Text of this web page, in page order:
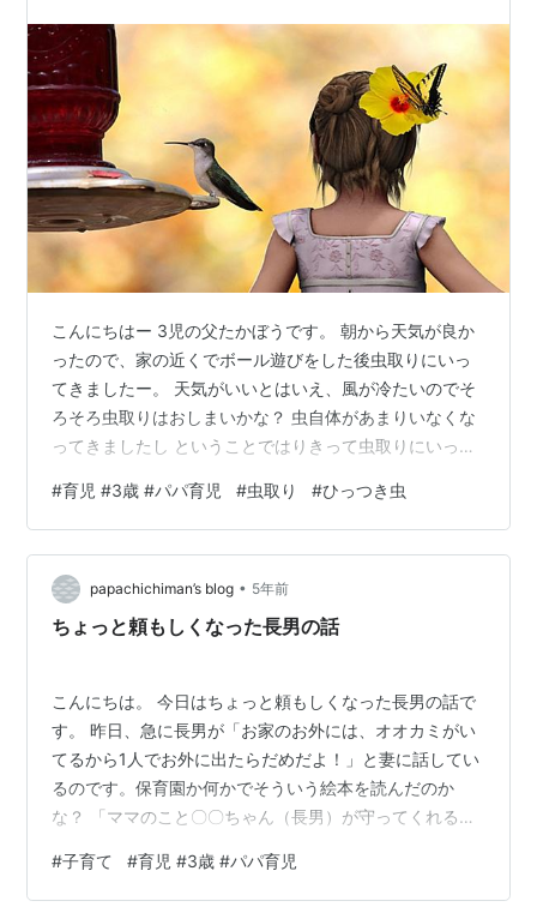
こんにちはー 3児の父たかぼうです。 朝から天気が良か
ったので、家の近くでボール遊びをした後虫取りにいっ
てきましたー。 天気がいいとはいえ、風が冷たいのでそ
ろそろ虫取りはおしまいかな？ 虫自体があまりいなくな
ってきましたし ということではりきって虫取りにいって
獄 見事にずぼんにひっつき虫が大量に・・・ 半分以上取
ってこの状態です もちろんこどもの服にもいっぱいつい
ており悲惨でした。 まあ、こどもたちは喜んでいました
が 笑 取ったひっつき虫を拾ってまたつけてくるので、え
んえんとひっつき虫とりをしていました。 あ、ほんとの
#育児 #3歳 #パパ育児 #虫取り #ひっつき虫
papachichiman’s blog • 5年前
ちょっと頼もしくなった長男の話
こんにちは。 今日はちょっと頼もしくなった長男の話で
す。 昨日、急に長男が「お家のお外には、オオカミがい
てるから1人でお外に出たらだめだよ！」と妻に話してい
るのです。保育園か何かでそういう絵本を読んだのか
な？ 「ママのこと〇〇ちゃん（長男）が守ってくれる
てあげるね！」と長男がいうのです。 「でもね、パパが
いてたらオオカミさん来ないけどね」とも。 パパのこと
#子育て #育児 #3歳 #パパ育児